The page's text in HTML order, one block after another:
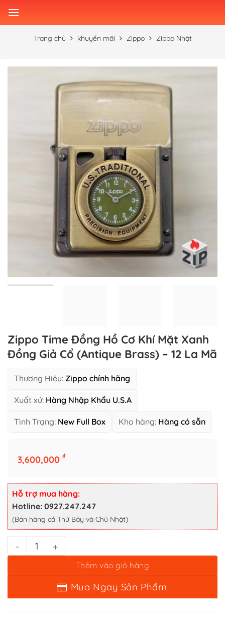
Trang chủ khuyến mãi Zippo Zippo Nhật
Zippo Time Đồng Hồ Cơ Khí Mặt Xanh
Đồng Giả Cổ (Antique Brass) – 12 La Mã
Thương Hiệu: Zippo chính hãng
Xuất xứ: Hàng Nhập Khẩu U.S.A
Tình Trạng: New Full Box Kho hàng: Hàng có sẵn
3,600,000 ₫
Hỗ trợ mua hàng:
Hotline: 0927.247.247
(Bán hàng cả Thứ Bảy và Chủ Nhật)
Zippo Time Đồng Hồ Cơ Khí Mặt Xanh Đồng Giả Cổ (Antique
Mua Ngay Sản Phẩm